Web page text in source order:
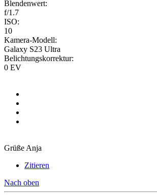
Blendenwert:
f/1.7
ISO:
10
Kamera-Modell:
Galaxy S23 Ultra
Belichtungskorrektur:
0 EV
Grüße Anja
Zitieren
Nach oben